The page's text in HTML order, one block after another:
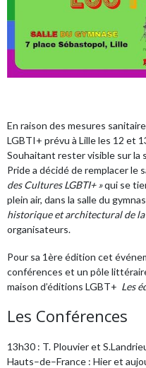
En raison des mesures
LGBTI+ prévu à Lille les 12 et
Souhaitant rester visible sur la
Pridea décidé de remplacer le
des Cultures LGBTI+ »qui se
plein air, dans la salle du
historique et architectural de la
organisateurs.
Pour sa 1ère édition cet
conférences et un pôle
maison d’éditions LGBT+ Les
Les Conférences
13h30 : T. Plouvier et
Hauts–de–France : Hier et